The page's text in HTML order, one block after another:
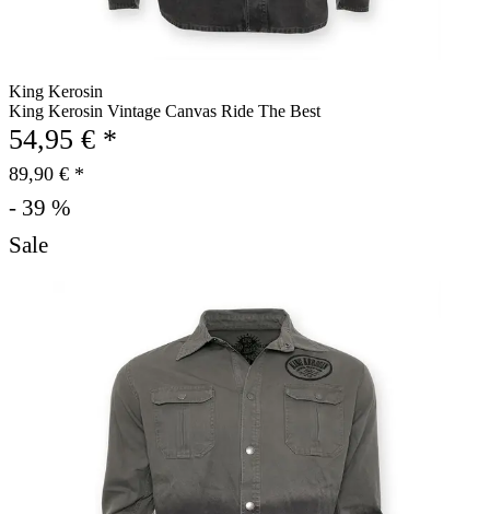
King Kerosin
King Kerosin Vintage Canvas Ride The Best
54,95 € *
89,90 € *
- 39 %
Sale